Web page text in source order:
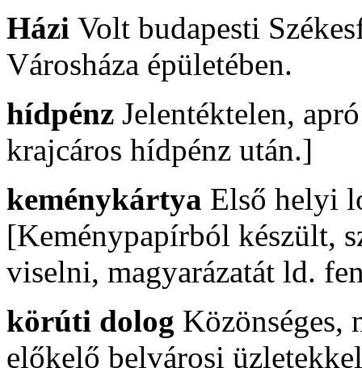
Házi Volt budapesti
Városháza épületében.
hídpénz Jelentéktelen,
krajcáros hídpénz után.]
keménykártya Első helyi
[Keménypapírból készült,
viselni, magyarázatát ld.
körúti dolog Közönséges,
előkelő belvárosi